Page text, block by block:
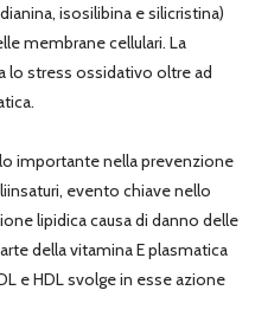
isosilibina e silicristina)
membrane cellulari. La
lo stress ossidativo oltre ad
importante nella prevenzione
evento chiave nello
lipidica causa di danno delle
della vitamina E plasmatica
e HDL svolge in esse azione